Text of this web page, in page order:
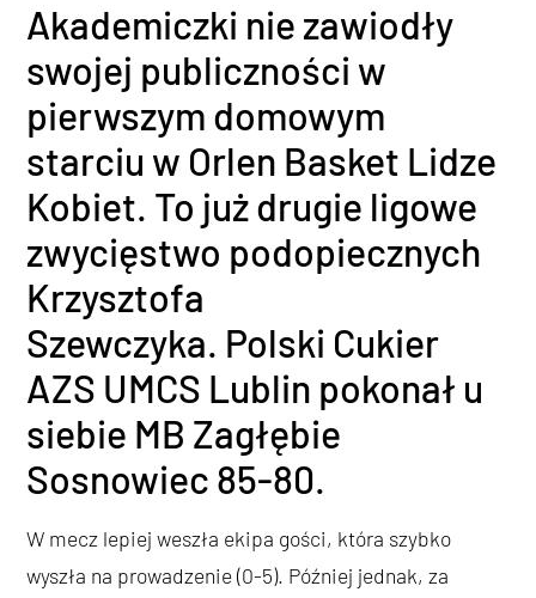
Akademiczki nie zawiodły
swojej publiczności w
pierwszym domowym
starciu w Orlen Basket Lidze
Kobiet. To już drugie ligowe
zwycięstwo podopiecznych
Krzysztofa
Szewczyka. Polski Cukier
AZS UMCS Lublin pokonał u
siebie MB Zagłębie
Sosnowiec 85-80.
W mecz lepiej weszła ekipa gości, która szybko
wyszła na prowadzenie (0-5). Później jednak, za